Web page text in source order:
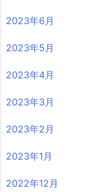
2023年6月
2023年5月
2023年4月
2023年3月
2023年2月
2023年1月
2022年12月